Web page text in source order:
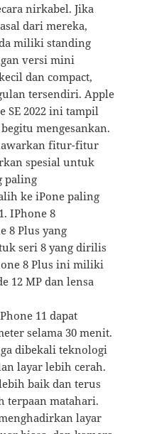
nirkabel. Jika
dari mereka,
miliki standing
versi mini
dan compact,
tersendiri. Apple
SE 2022 ini tampil
mengesankan.
fitur-fitur
spesial untuk
paling
ke iPone paling
IPhone 8
8 Plus yang
seri 8 yang dirilis
8 Plus ini miliki
12 MP dan lensa
11 dapat
selama 30 menit.
dibekali teknologi
layar lebih cerah.
baik dan terus
terpaan matahari.
layar